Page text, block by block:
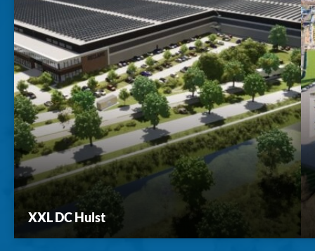
XXL DC Hulst